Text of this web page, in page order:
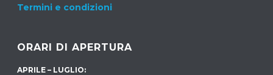
Termini e condizioni
ORARI DI APERTURA
APRILE – LUGLIO: